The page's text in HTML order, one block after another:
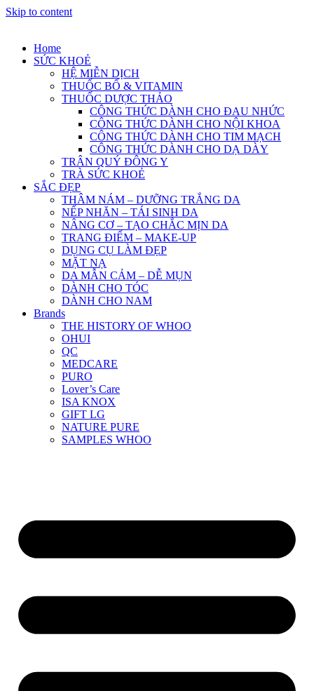
Skip to content
Home
SỨC KHOẺ
HỆ MIỄN DỊCH
THUỐC BỔ & VITAMIN
THUỐC DƯỢC THẢO
CÔNG THỨC DÀNH CHO ĐAU NHỨC
CÔNG THỨC DÀNH CHO NỘI KHOA
CÔNG THỨC DÀNH CHO TIM MẠCH
CÔNG THỨC DÀNH CHO DẠ DÀY
TRÂN QUÝ ĐÔNG Y
TRÀ SỨC KHOẺ
SẮC ĐẸP
THÂM NÁM – DƯỠNG TRẮNG DA
NẾP NHĂN – TÁI SINH DA
NÂNG CƠ – TẠO CHẮC MỊN DA
TRANG ĐIỂM – MAKE-UP
DỤNG CỤ LÀM ĐẸP
MẶT NẠ
DA MẪN CẢM – DỄ MỤN
DÀNH CHO TÓC
DÀNH CHO NAM
Brands
THE HISTORY OF WHOO
OHUI
QC
MEDCARE
PURO
Lover’s Care
ISA KNOX
GIFT LG
NATURE PURE
SAMPLES WHOO